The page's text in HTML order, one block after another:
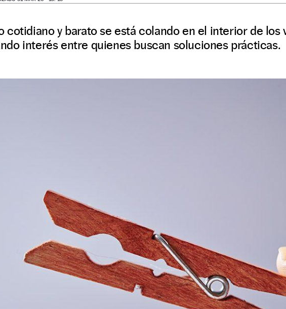
cotidiano y barato se está colando en el interior de los
interés entre quienes buscan soluciones prácticas.